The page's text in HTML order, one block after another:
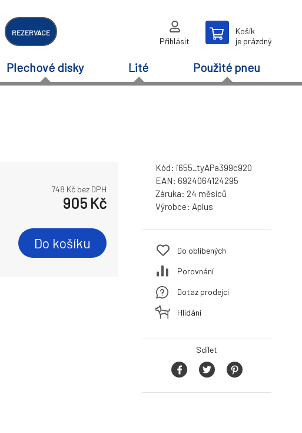
REZERVACE
Přihlásit
Košík
je prázdný
Plechové disky Lité Použité pneu
748 Kč bez DPH
905 Kč
Do košíku
Kód: i655_tyAPa399c920
EAN: 6924064124295
Záruka: 24 měsíců
Výrobce: Aplus
Do oblíbených
Porovnání
Dotaz prodejci
Hlídání
Sdílet